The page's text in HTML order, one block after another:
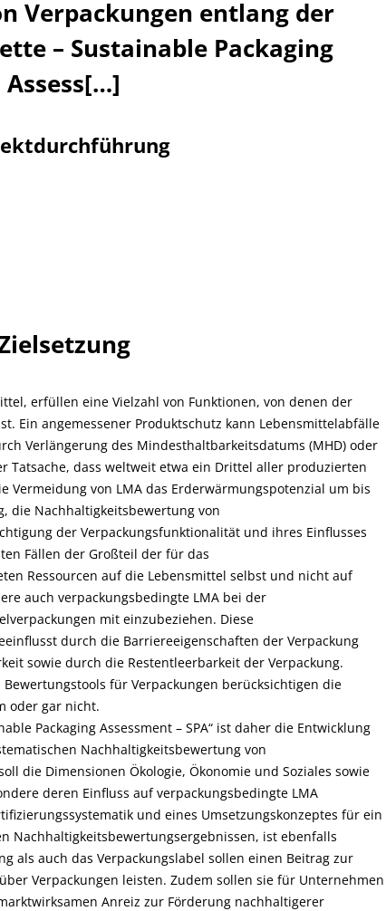
Verpackungen entlang der
– Sustainable Packaging
Assess[…]
erfüllen eine Vielzahl von Funktionen, von denen der
Ein angemessener Produktschutz kann Lebensmittelabfälle
Verlängerung des Mindesthaltbarkeitsdatums (MHD) oder
Tatsache, dass weltweit etwa ein Drittel aller produzierten
von LMA das Erderwärmungspotenzial um bis
die Nachhaltigkeitsbewertung von
der Verpackungsfunktionalität und ihres Einflusses
Fällen der Großteil der für das
Ressourcen auf die Lebensmittel selbst und nicht auf
auch verpackungsbedingte LMA bei der
mit einzubeziehen. Diese
durch die Barriereeigenschaften der Verpackung
sowie durch die Restentleerbarkeit der Verpackung.
für Verpackungen berücksichtigen die
oder gar nicht.
Packaging Assessment – SPA“ ist daher die Entwicklung
Nachhaltigkeitsbewertung von
die Dimensionen Ökologie, Ökonomie und Soziales sowie
deren Einfluss auf verpackungsbedingte LMA
und eines Umsetzungskonzeptes für ein
Nachhaltigkeitsbewertungsergebnissen, ist ebenfalls
als auch das Verpackungslabel sollen einen Beitrag zur
Verpackungen leisten. Zudem sollen sie für Unternehmen
Anreiz zur Förderung nachhaltigerer